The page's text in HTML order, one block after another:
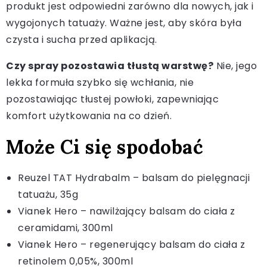
produkt jest odpowiedni zarówno dla nowych, jak i
wygojonych tatuaży. Ważne jest, aby skóra była
czysta i sucha przed aplikacją.
Czy spray pozostawia tłustą warstwę? Nie, jego
lekka formuła szybko się wchłania, nie
pozostawiając tłustej powłoki, zapewniając
komfort użytkowania na co dzień.
Może Ci się spodobać
Reuzel TAT Hydrabalm – balsam do pielęgnacji
tatuażu, 35g
Vianek Hero – nawilżający balsam do ciała z
ceramidami, 300ml
Vianek Hero – regenerujący balsam do ciała z
retinolem 0,05%, 300ml